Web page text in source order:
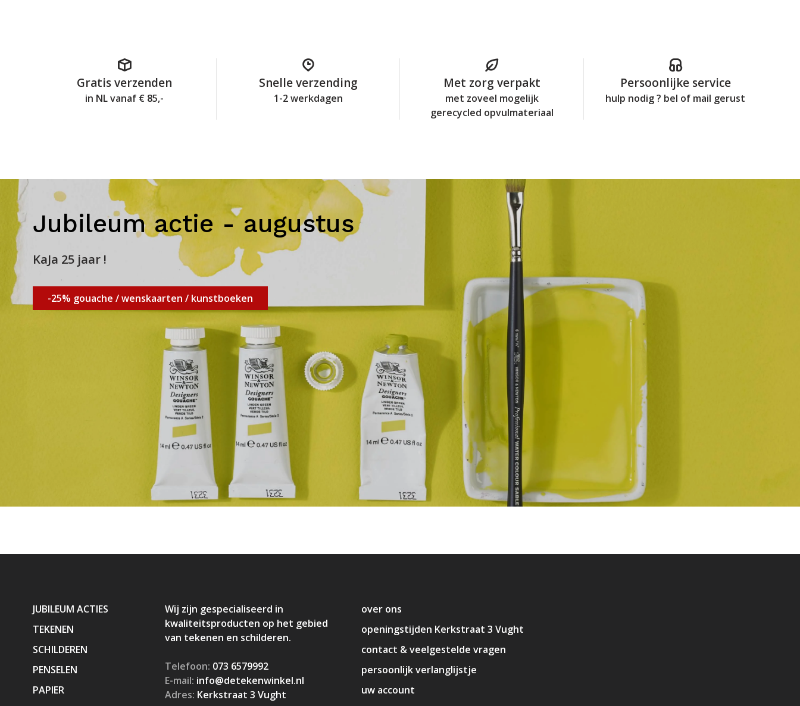
Gratis verzenden
in NL vanaf € 85,-
Snelle verzending
1-2 werkdagen
Met zorg verpakt
met zoveel mogelijk
gerecycled opvulmateriaal
Persoonlijke service
hulp nodig ? bel of mail gerust
Jubileum actie - augustus
KaJa 25 jaar !
-25% gouache / wenskaarten / kunstboeken
JUBILEUM ACTIES
TEKENEN
SCHILDEREN
PENSELEN
PAPIER
Wij zijn gespecialiseerd in
kwaliteitsproducten op het gebied
van tekenen en schilderen.
Telefoon: 073 6579992
E-mail: info@detekenwinkel.nl
Adres: Kerkstraat 3 Vught
over ons
openingstijden Kerkstraat 3 Vught
contact & veelgestelde vragen
persoonlijk verlanglijstje
uw account